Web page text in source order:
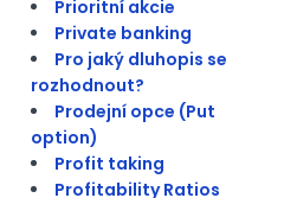
Prioritní akcie
Private banking
Pro jaký dluhopis se
rozhodnout?
Prodejní opce (Put
option)
Profit taking
Profitability Ratios